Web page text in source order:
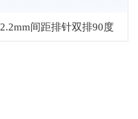
2.2mm间距排针双排90度